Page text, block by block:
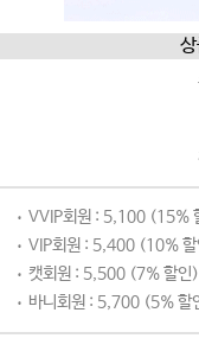
VVIP회원 : 5,100 (15%
VIP회원 : 5,400 (10%
캣회원 : 5,500 (7% 할인)
바니회원 : 5,700 (5% 할